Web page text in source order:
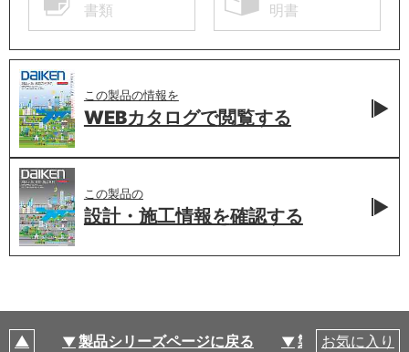
書類
明書
この製品の情報を
WEBカタログで閲覧する
この製品の
設計・施工情報を確認する
製品シリーズページに戻る 製品仕様
お気に入り